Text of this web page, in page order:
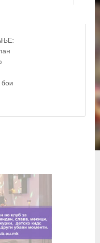
© OpenStreetMap contributors